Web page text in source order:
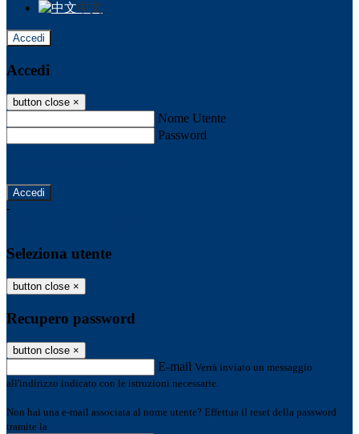
中文
Accedi
Accedi
button close ×
Nome Utente
Password
-
Seleziona utente
button close ×
Recupero password
button close ×
E-mail Verrà inviato un messaggio
all'indirizzo indicato con le istruzioni necessarie.
Non hai una e-mail associata al nome utente? Effettua il reset della password
tramite la